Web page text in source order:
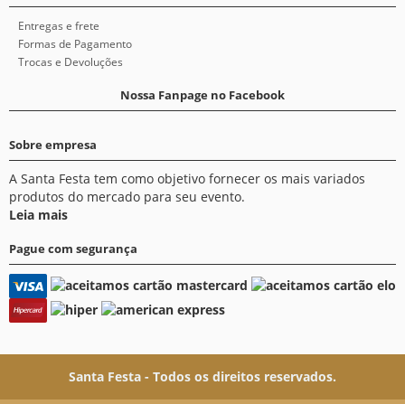
Entregas e frete
Formas de Pagamento
Trocas e Devoluções
Nossa Fanpage no Facebook
Sobre empresa
A Santa Festa tem como objetivo fornecer os mais variados
produtos do mercado para seu evento.
Leia mais
Pague com segurança
Santa Festa - Todos os direitos reservados.